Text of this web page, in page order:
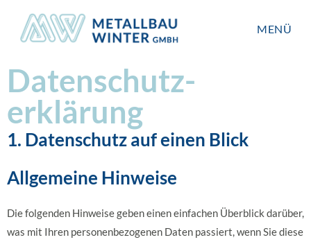
MENÜ
Datenschutz­
erklärung
1. Datenschutz auf einen Blick
Allgemeine Hinweise
Die folgenden Hinweise geben einen einfachen Überblick darüber,
was mit Ihren personenbezogenen Daten passiert, wenn Sie diese